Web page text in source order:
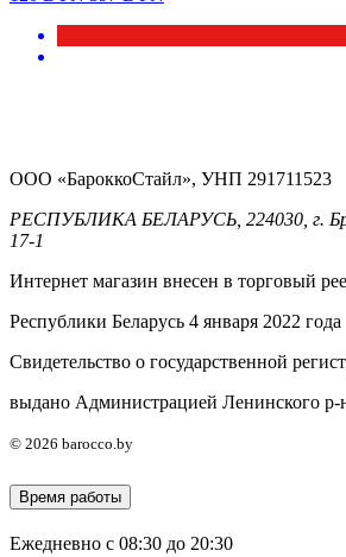
ООО «БароккоСтайл», УНП 291711523
РЕСПУБЛИКА БЕЛАРУСЬ, 224030, г.
17-1
Интернет магазин внесен в торговый
Республики Беларусь 4 января 2022 года
Свидетельство о государственной
выдано Администрацией Ленинского р-
© 2026 barocco.by
Время работы
Ежедневно с 08:30 до 20:30